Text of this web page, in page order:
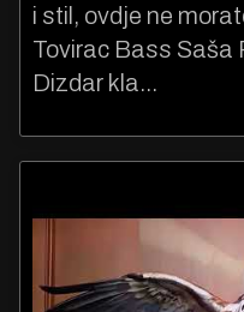
i stil, ovdje ne
Tovirac Bass Saša
Dizdar kla...